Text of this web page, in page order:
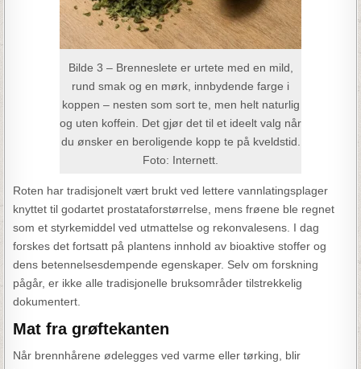
Bilde 3 – Brenneslete er urtete med en mild,
rund smak og en mørk, innbydende farge i
koppen – nesten som sort te, men helt naturlig
og uten koffein. Det gjør det til et ideelt valg når
du ønsker en beroligende kopp te på kveldstid.
Foto: Internett.
Roten har tradisjonelt vært brukt ved lettere vannlatingsplager
knyttet til godartet prostataforstørrelse, mens frøene ble regnet
som et styrkemiddel ved utmattelse og rekonvalesens. I dag
forskes det fortsatt på plantens innhold av bioaktive stoffer og
dens betennelsesdempende egenskaper. Selv om forskning
pågår, er ikke alle tradisjonelle bruksområder tilstrekkelig
dokumentert.
Mat fra grøftekanten
Når brennhårene ødelegges ved varme eller tørking, blir